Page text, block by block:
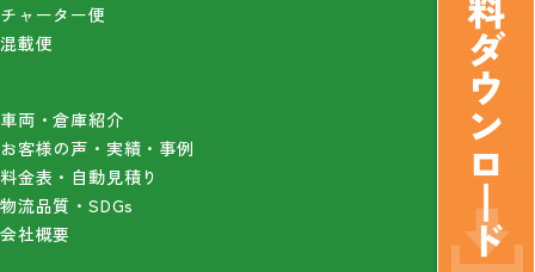
チャーター便
混載便
車両・倉庫紹介
お客様の声・実績・事例
料金表・自動見積り
物流品質・SDGs
会社概要